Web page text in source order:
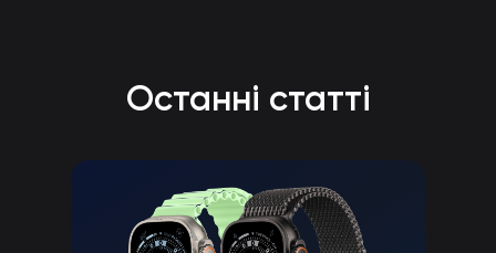
Останні статті